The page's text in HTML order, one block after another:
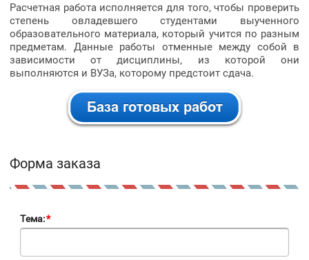
Расчетная работа исполняется для того, чтобы проверить
степень овладевшего студентами выученного
образовательного материала, который учится по разным
предметам. Данные работы отменные между собой в
зависимости от дисциплины, из которой они
выполняются и ВУЗа, которому предстоит сдача.
Форма заказа
Тема:*